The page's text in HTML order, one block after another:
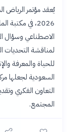
2026، في
لمناقشة التحديات
للحياة والمعرفة
السعودية لجعلها
التعاون الفكري
المجتمع.